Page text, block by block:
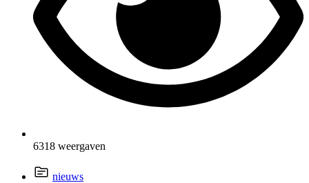
6318 weergaven
nieuws